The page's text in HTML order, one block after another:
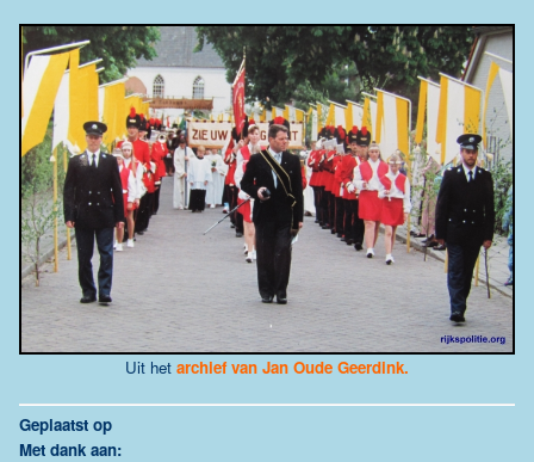
Uit het archief van Jan Oude Geerdink.
Geplaatst op
Met dank aan: